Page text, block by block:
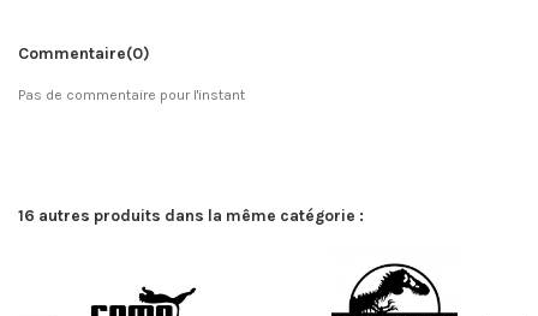
Commentaire(0)
Pas de commentaire pour l'instant
16 autres produits dans la même catégorie :